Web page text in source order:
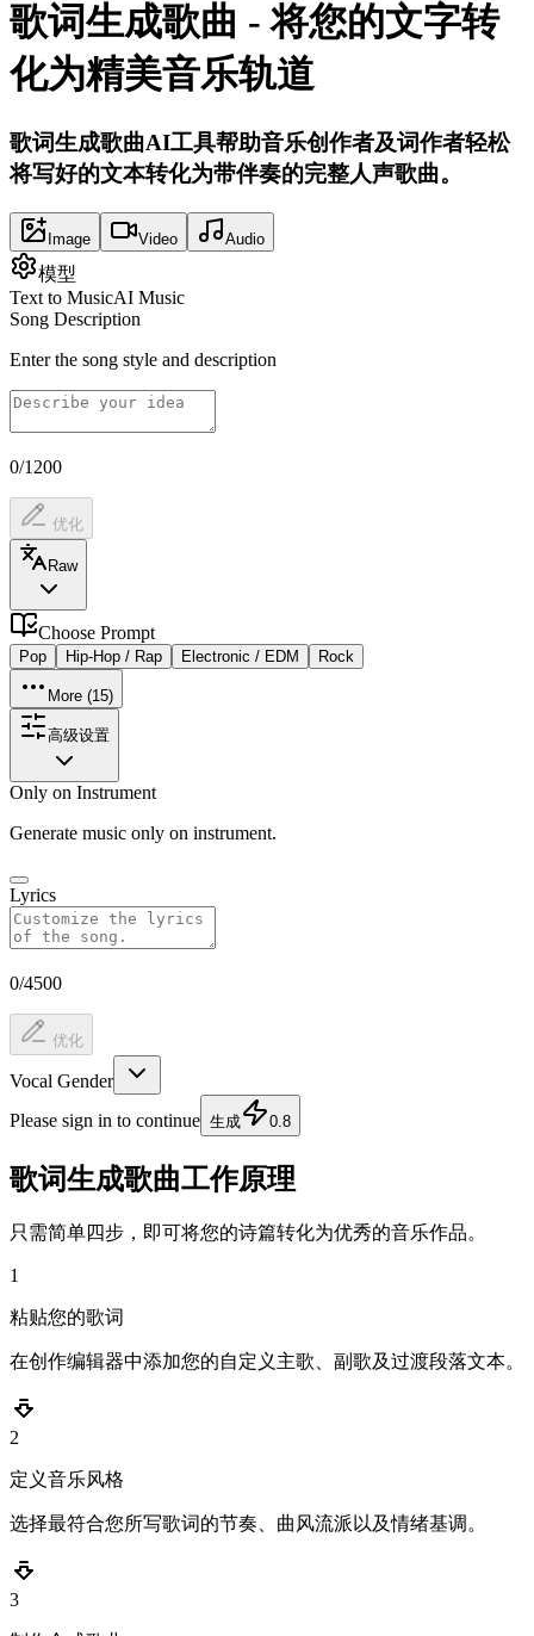
歌词生成歌曲 - 将您的文字转
化为精美音乐轨道
歌词生成歌曲AI工具帮助音乐创作者及词作者轻松
将写好的文本转化为带伴奏的完整人声歌曲。
Image Video Audio
模型
Text to MusicAI Music
Song Description
Enter the song style and description
0/1200
优化
Raw
Choose Prompt
Pop Hip-Hop / Rap Electronic / EDM Rock
More (15)
高级设置
Only on Instrument
Generate music only on instrument.
Lyrics
0/4500
优化
Vocal Gender
Please sign in to continue 生成 0.8
歌词生成歌曲工作原理
只需简单四步，即可将您的诗篇转化为优秀的音乐作品。
1
粘贴您的歌词
在创作编辑器中添加您的自定义主歌、副歌及过渡段落文本。
2
定义音乐风格
选择最符合您所写歌词的节奏、曲风流派以及情绪基调。
3